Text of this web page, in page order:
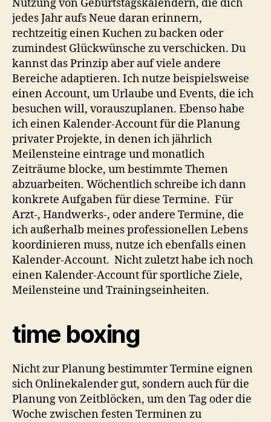
Nutzung von Geburtstagskalendern, die dich
jedes Jahr aufs Neue daran erinnern,
rechtzeitig einen Kuchen zu backen oder
zumindest Glückwünsche zu verschicken. Du
kannst das Prinzip aber auf viele andere
Bereiche adaptieren. Ich nutze beispielsweise
einen Account, um Urlaube und Events, die ich
besuchen will, vorauszuplanen. Ebenso habe
ich einen Kalender-Account für die Planung
privater Projekte, in denen ich jährlich
Meilensteine eintrage und monatlich
Zeiträume blocke, um bestimmte Themen
abzuarbeiten. Wöchentlich schreibe ich dann
konkrete Aufgaben für diese Termine. Für
Arzt-, Handwerks-, oder andere Termine, die
ich außerhalb meines professionellen Lebens
koordinieren muss, nutze ich ebenfalls einen
Kalender-Account. Nicht zuletzt habe ich noch
einen Kalender-Account für sportliche Ziele,
Meilensteine und Trainingseinheiten.
time boxing
Nicht zur Planung bestimmter Termine eignen
sich Onlinekalender gut, sondern auch für die
Planung von Zeitblöcken, um den Tag oder die
Woche zwischen festen Terminen zu